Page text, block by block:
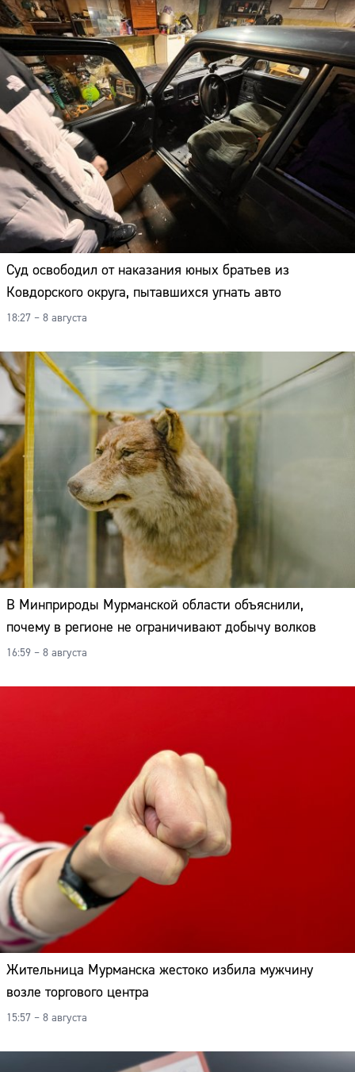
Суд освободил от наказания юных братьев из
Ковдорского округа, пытавшихся угнать авто
18:27 – 8 августа
В Минприроды Мурманской области объяснили,
почему в регионе не ограничивают добычу волков
16:59 – 8 августа
Жительница Мурманска жестоко избила мужчину
возле торгового центра
15:57 – 8 августа